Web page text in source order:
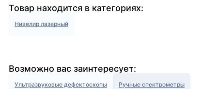
Товар находится в категориях:
Нивелир лазерный
Возможно вас заинтересует:
Ультразвуковые дефектоскопы Ручные спектрометры